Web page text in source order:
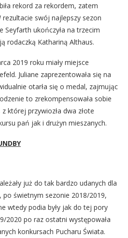
rekord za rekordem, zatem
rezultacie swój najlepszy sezon
Seyfarth ukończyła na trzecim
rodaczką Kathariną Althaus.
2019 roku miały miejsce
Juliane zaprezentowała się na
otarła się o medal, zajmując
to zrekompensowała sobie
której przywiozła dwa złote
pań jak i drużyn mieszanych.
już do tak bardzo udanych dla
po świetnym sezonie 2018/2019,
wtedy podia były jak do tej pory
2020 po raz ostatni występowała
konkursach Pucharu Świata.